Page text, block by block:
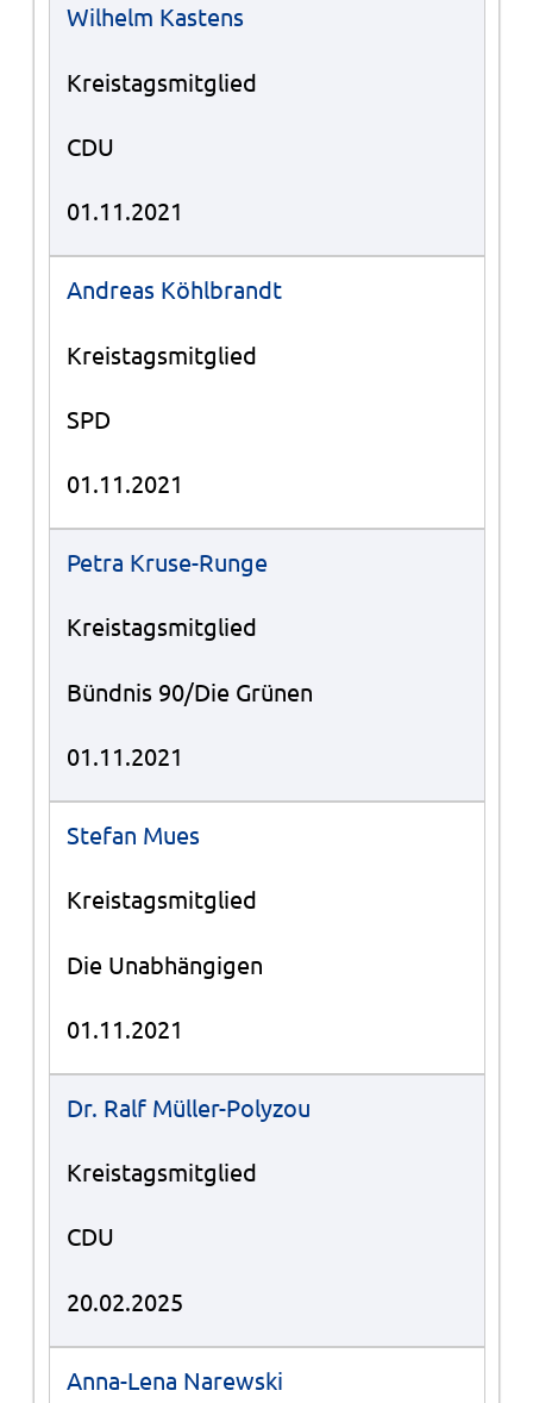
Wilhelm Kastens
Kreistagsmitglied
CDU
01.11.2021
Andreas Köhlbrandt
Kreistagsmitglied
SPD
01.11.2021
Petra Kruse-Runge
Kreistagsmitglied
Bündnis 90/Die Grünen
01.11.2021
Stefan Mues
Kreistagsmitglied
Die Unabhängigen
01.11.2021
Dr. Ralf Müller-Polyzou
Kreistagsmitglied
CDU
20.02.2025
Anna-Lena Narewski